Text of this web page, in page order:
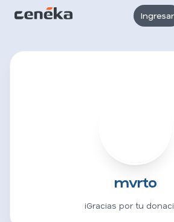
Ingresar
mvrto
¡Gracias por tu